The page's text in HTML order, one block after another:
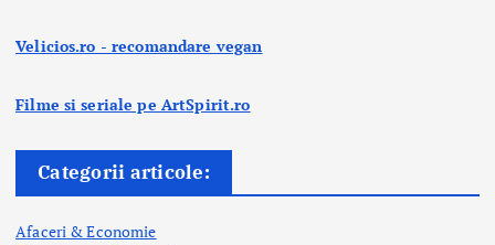
Velicios.ro - recomandare vegan
Filme si seriale pe ArtSpirit.ro
Categorii articole:
Afaceri & Economie